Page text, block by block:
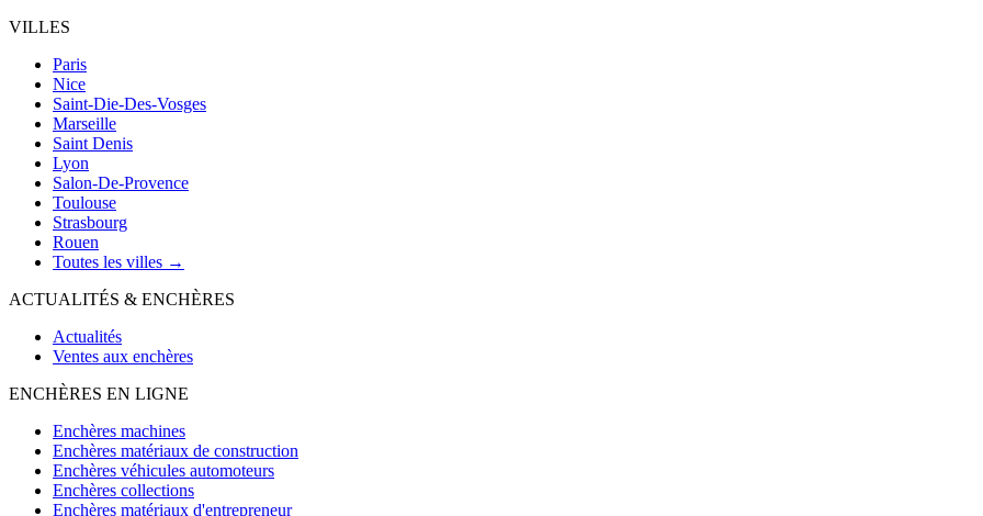
VILLES
Paris
Nice
Saint-Die-Des-Vosges
Marseille
Saint Denis
Lyon
Salon-De-Provence
Toulouse
Strasbourg
Rouen
Toutes les villes →
ACTUALITÉS & ENCHÈRES
Actualités
Ventes aux enchères
ENCHÈRES EN LIGNE
Enchères machines
Enchères matériaux de construction
Enchères véhicules automoteurs
Enchères collections
Enchères matériaux d'entrepreneur